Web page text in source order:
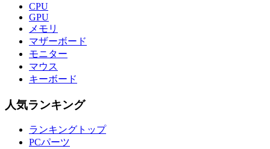
CPU
GPU
メモリ
マザーボード
モニター
マウス
キーボード
人気ランキング
ランキングトップ
PCパーツ